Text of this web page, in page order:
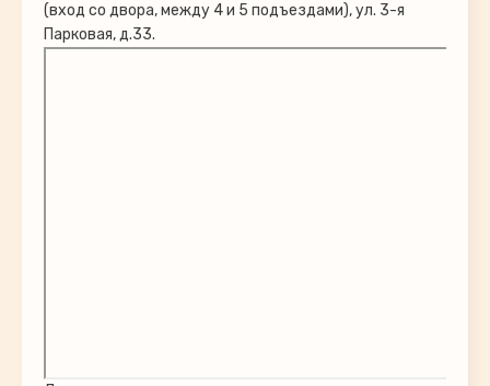
(вход со двора, между 4 и 5 подъездами), ул. 3-я
Парковая, д.33.